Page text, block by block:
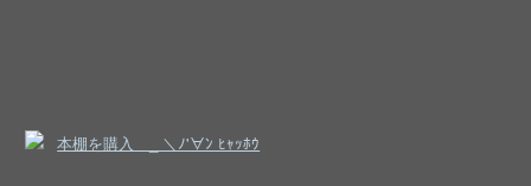
本棚を購入＿_ ＼ﾉ'∀ﾝ ﾋｬｯﾎｳ